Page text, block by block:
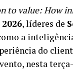
to value: How
, líderes de
a
do
nesta